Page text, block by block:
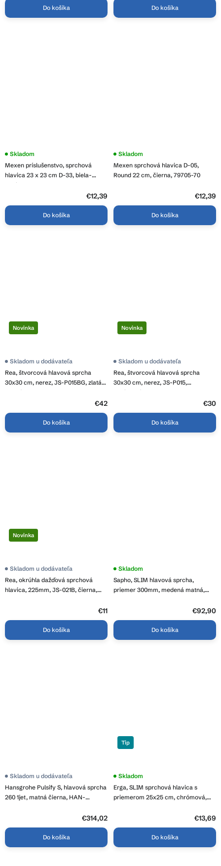
Do košíka Do košíka
Mexen príslušenstvo, sprchová
hlavica 23 x 23 cm D-33, biela-
chróm, 79733-02
Skladom
€12,39
Do košíka
Mexen sprchová hlavica D-05,
Round 22 cm, čierna, 79705-70
Skladom
€12,39
Do košíka
Novinka
Rea, štvorcová hlavová sprcha
30x30 cm, nerez, JS-P015BG, zlatá
matná, REA-P0616
Skladom u dodávateľa
€42
Do košíka
Novinka
Rea, štvorcová hlavová sprcha
30x30 cm, nerez, JS-P015,
chrómová, REA-P0612
Skladom u dodávateľa
€30
Do košíka
Novinka
Rea, okrúhla dažďová sprchová
hlavica, 225mm, JS-021B, čierna,
Skladom u dodávateľa
€11
Do košíka
Sapho, SLIM hlavová sprcha,
priemer 300mm, medená matná,
Skladom
€92,90
Do košíka
Hansgrohe Pulsify S, hlavová sprcha
260 1jet, matná čierna, HAN-
Skladom u dodávateľa
€314,02
Do košíka
Tip
Erga, SLIM sprchová hlavica s
priemerom 25x25 cm, chrómová,
Skladom
€13,69
Do košíka